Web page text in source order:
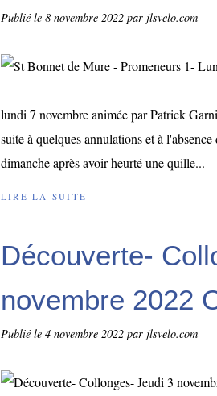
Publié le 8 novembre 2022 par jlsvelo.com
lundi 7 novembre animée par Patrick
suite à quelques annulations et à
dimanche après avoir heurté une quille...
LIRE LA SUITE
Découverte-
novembre 2022
Publié le 4 novembre 2022 par jlsvelo.com